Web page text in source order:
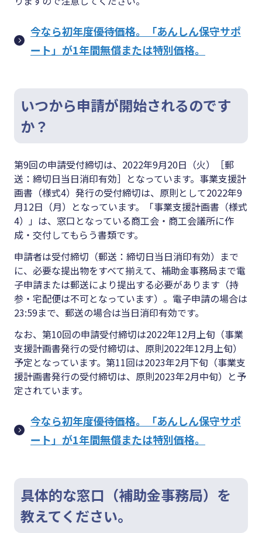
今なら初年度優待価格。「あんしん保守サポ
ート」が1年間無償または特別価格。
いつから申請が開始されるのです
か？
第9回の申請受付締切は、2022年9月20日（火）［郵
送：締切日当日消印有効］となっています。事業支援計
画書（様式4）発行の受付締切は、原則として2022年9
月12日（月）となっています。「事業支援計画書（様式
4）」は、窓口となっている商工会・商工会議所に作
成・交付してもらう書類です。
申請者は受付締切（郵送：締切日当日消印有効）まで
に、必要な提出物をすべて揃えて、補助金事務局まで電
子申請または郵送により提出する必要があります（持
参・宅配便は不可となっています）。電子申請の場合は
23:59まで、郵送の場合は当日消印有効です。
なお、第10回の申請受付締切は2022年12月上旬（事業
支援計画書発行の受付締切は、原則2022年12月上旬）
予定となっています。第11回は2023年2月下旬（事業支
援計画書発行の受付締切は、原則2023年2月中旬）と予
定されています。
今なら初年度優待価格。「あんしん保守サポ
ート」が1年間無償または特別価格。
具体的な窓口（補助金事務局）を
教えてください。